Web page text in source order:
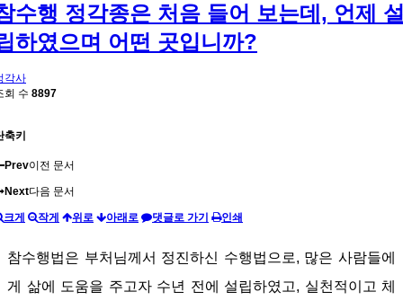
수행 정각종은 처음 들어 보는데, 언제
하였으며 어떤 곳입니까?
각사
회 수 8897
축키
Prev이전 문서
Next다음 문서
크게 작게 위로 아래로 댓글로 가기 인쇄
참수행법은 부처님께서 정진하신 수행법으로, 많은 사람들에
게 삶에 도움을 주고자 수년 전에 설립하였고, 실천적이고 체